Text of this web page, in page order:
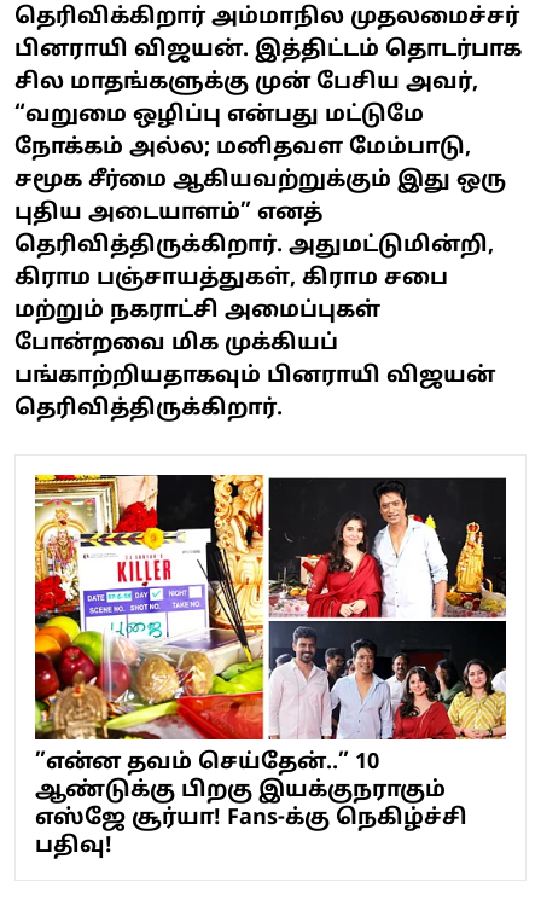
தெரிவிக்கிறார் அம்மாநில முதலமைச்சர்
பினராயி விஜயன். இத்திட்டம் தொடர்பாக
சில மாதங்களுக்கு முன் பேசிய அவர்,
“வறுமை ஒழிப்பு என்பது மட்டுமே
நோக்கம் அல்ல; மனிதவள மேம்பாடு,
சமூக சீர்மை ஆகியவற்றுக்கும் இது ஒரு
புதிய அடையாளம்” எனத்
தெரிவித்திருக்கிறார். அதுமட்டுமின்றி,
கிராம பஞ்சாயத்துகள், கிராம சபை
மற்றும் நகராட்சி அமைப்புகள்
போன்றவை மிக முக்கியப்
பங்காற்றியதாகவும் பினராயி விஜயன்
தெரிவித்திருக்கிறார்.
”என்ன தவம் செய்தேன்..” 10
ஆண்டுக்கு பிறகு இயக்குநராகும்
எஸ்ஜே சூர்யா! Fans-க்கு நெகிழ்ச்சி
பதிவு!